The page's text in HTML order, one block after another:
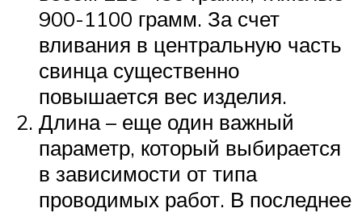
900-1100 грамм. За счет
вливания в центральную часть
свинца существенно
повышается вес изделия.
Длина – еще один важный
параметр, который выбирается
в зависимости от типа
проводимых работ. В последнее